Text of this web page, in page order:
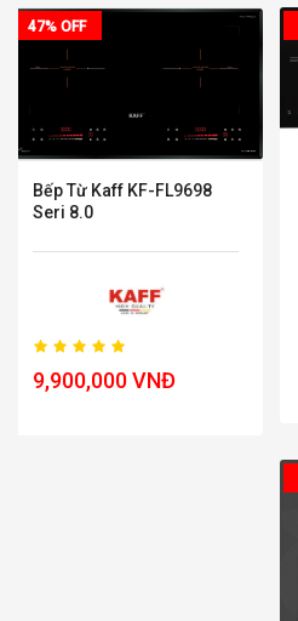
47% OFF
Bếp Từ Kaff KF-FL9698
Seri 8.0
9,900,000 VNĐ